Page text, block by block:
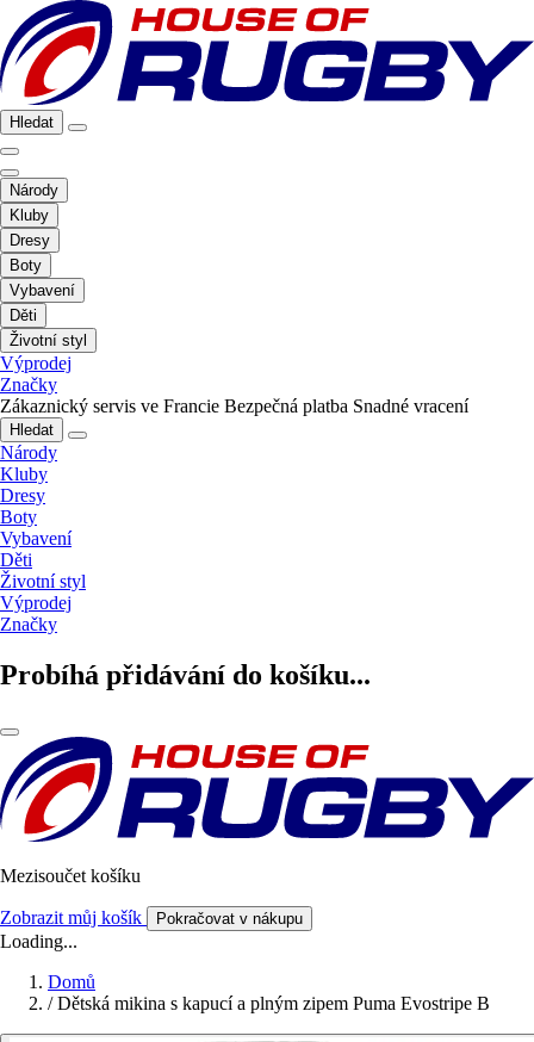
Hledat
Národy
Kluby
Dresy
Boty
Vybavení
Děti
Životní styl
Výprodej
Značky
Zákaznický servis ve Francie Bezpečná platba Snadné vracení
Hledat
Národy
Kluby
Dresy
Boty
Vybavení
Děti
Životní styl
Výprodej
Značky
Probíhá přidávání do košíku...
Mezisoučet košíku
Zobrazit můj košík Pokračovat v nákupu
Loading...
Domů
/ Dětská mikina s kapucí a plným zipem Puma Evostripe B